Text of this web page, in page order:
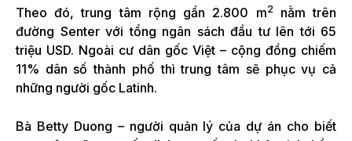
Theo đó, trung tâm rộng gần 2.800 m2
nằm trên
đường Senter với tổng ngân sách đầu tư lên tới 65
triệu USD. Ngoài cư dân gốc Việt – cộng đồng chiếm
11% dân số thành phố thì trung tâm sẽ phục vụ cả
những người gốc Latinh.
Bà Betty Duong – người quản lý của dự án cho biết